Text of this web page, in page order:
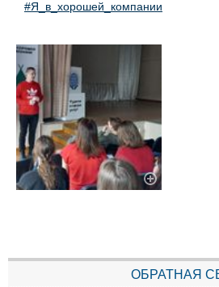
#Я_в_хорошей_компании
ОБРАТНАЯ